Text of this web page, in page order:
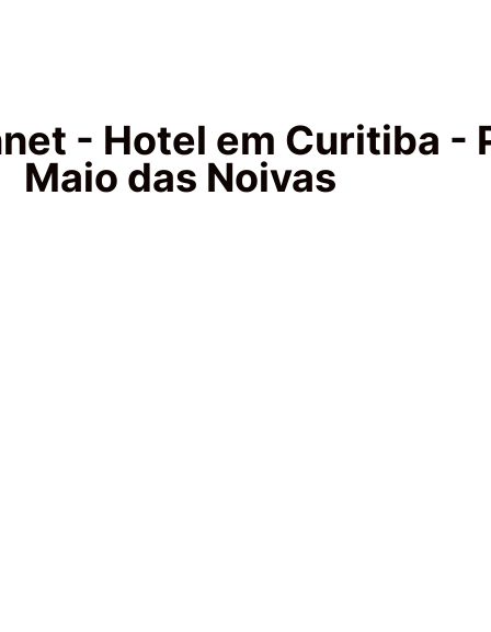
Maio das Noivas
- Hotel em Curitiba -